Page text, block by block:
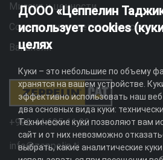
Миссия и ценности
Социальная ответственность
Вакансии
+992 44 625 11 22
info@zeppelin.tj
ДООО «Цеппелин
использует cookies
целях
Куки – это небольшие по объему
хранятся на вашем устройстве.
эффективно использовать наш
два основных вида куки:
Технические куки позволяют вам
сайт и от них невозможно
выбрать, какие аналитические